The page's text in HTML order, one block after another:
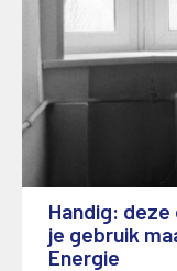
Handig:
je gebruik
Energie